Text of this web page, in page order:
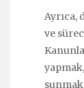
Ayrıca,
ve